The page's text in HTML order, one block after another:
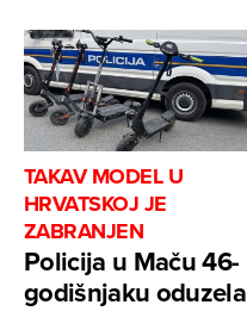
TAKAV MODEL U
HRVATSKOJ JE
ZABRANJEN
Policija u Maču 46-
godišnjaku oduzela